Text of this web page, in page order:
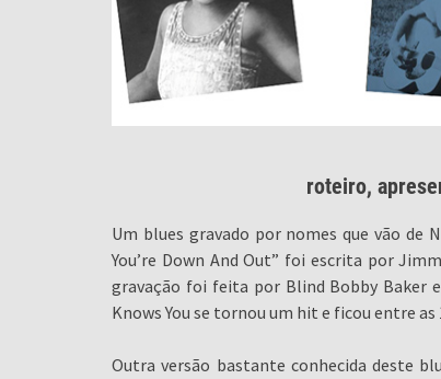
roteiro,
Um blues gravado por nomes que vão de
You’re Down And Out” foi escrita por
gravação foi feita por Blind Bobby Baker
Knows You se tornou um hit e ficou entre
Outra versão bastante conhecida deste